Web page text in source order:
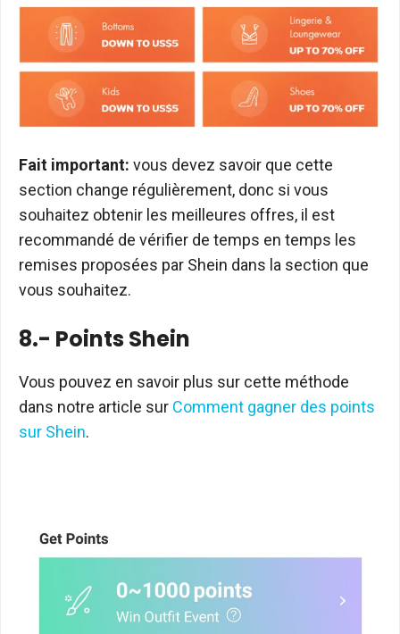
Fait important: vous devez savoir que cette
section change régulièrement, donc si vous
souhaitez obtenir les meilleures offres, il est
recommandé de vérifier de temps en temps les
remises proposées par Shein dans la section que
vous souhaitez.
8.- Points Shein
Vous pouvez en savoir plus sur cette méthode
dans notre article sur Comment gagner des points
sur Shein.